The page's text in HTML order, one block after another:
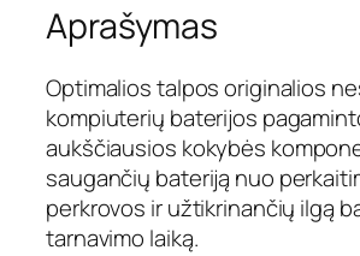
e
i
s
:
N
o
t
e
Aprašymas
Optimalios talpos originalios
kompiuterių baterijos
aukščiausios kokybės
saugančių bateriją nuo
perkrovos ir užtikrinančių ilgą
tarnavimo laiką.